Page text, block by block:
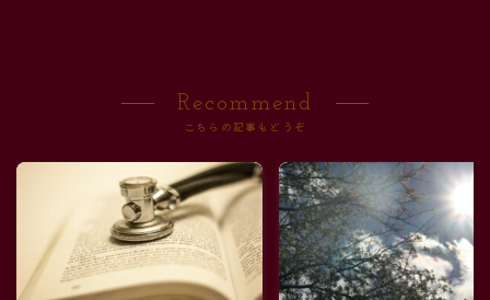
Recommend
こちらの記事もどうぞ